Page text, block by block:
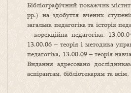
Бібліографічний покажчик
рр.) на здобуття вчених
загальна педагогіка та історія
– корекційна педагогіка,
13.00.06 – теорія і методика
педагогіка, 13.00.09 – теорія
Видання адресовано
аспірантам, бібліотекарям та